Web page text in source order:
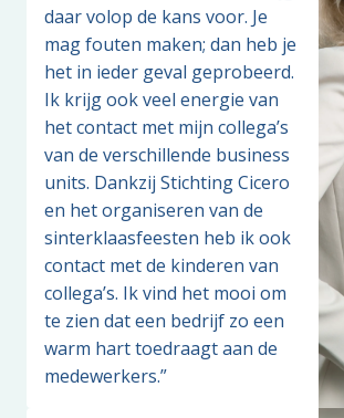
daar volop de kans voor. Je
mag fouten maken; dan heb je
het in ieder geval geprobeerd.
Ik krijg ook veel energie van
het contact met mijn collega’s
van de verschillende business
units. Dankzij Stichting Cicero
en het organiseren van de
sinterklaasfeesten heb ik ook
contact met de kinderen van
collega’s. Ik vind het mooi om
te zien dat een bedrijf zo een
warm hart toedraagt aan de
medewerkers.”